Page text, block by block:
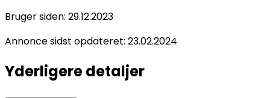
Bruger siden: 29.12.2023
Annonce sidst opdateret: 23.02.2024
Yderligere detaljer